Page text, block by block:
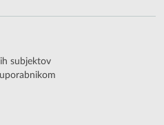
subjektov